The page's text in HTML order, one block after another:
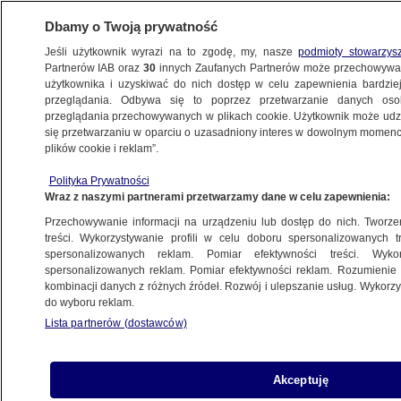
POLSKA
wykazali się dojrzałością
19.12.2024, 16:26
Udostępnij
Dbamy o Twoją prywatność
Jeśli użytkownik wyrazi na to zgodę, my, naszepodmioty
Partnerów IAB oraz30 innych Zaufanych Partnerów może
użytkownika i uzyskiwać do nich dostęp w celu zapewnienia
przeglądania. Odbywa się to poprzez przetwarzanie danych
przeglądania przechowywanych w plikach cookie. Użytkownik może
się przetwarzaniu w oparciu o uzasadniony interes w dowolnym
plików cookie i reklam”.
Polityka Prywatności
Wraz z naszymi partnerami przetwarzamy dane w celu zapewnienia:
Przechowywanie informacji na urządzeniu lub dostęp do nich.
treści. Wykorzystywanie profili w celu doboru spersonalizowanych
spersonalizowanych reklam. Pomiar efektywności treści.
spersonalizowanych reklam. Pomiar efektywności reklam.
kombinacji danych z różnych źródeł. Rozwój i ulepszanie usług.
do wyboru reklam.
Lista partnerów (dostawców)
Akceptuję